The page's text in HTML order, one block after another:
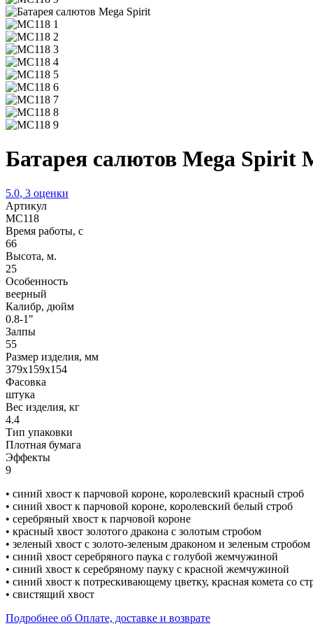
Батарея салютов Mega Spirit
5.0, 3 оценки
Артикул
MC118
Время работы, с
66
Высота, м.
25
Особенность
веерный
Калибр, дюйм
0.8-1"
Залпы
55
Размер изделия, мм
379х159х154
Фасовка
штука
Вес изделия, кг
4.4
Тип упаковки
Плотная бумага
Эффекты
9
• синий хвост к парчовой короне, королевский красный строб
• синий хвост к парчовой короне, королевский белый строб
• серебряный хвост к парчовой короне
• красный хвост золотого дракона с золотым стробом
• зеленый хвост c золото-зеленым драконом и зеленым стробом
• синий хвост серебряного паука с голубой жемчужиной
• синий хвост к серебряному пауку с красной жемчужиной
• синий хвост к потрескивающему цветку, красная комета со
• свистящий хвост
Подробнее об Оплате, доставке и возврате